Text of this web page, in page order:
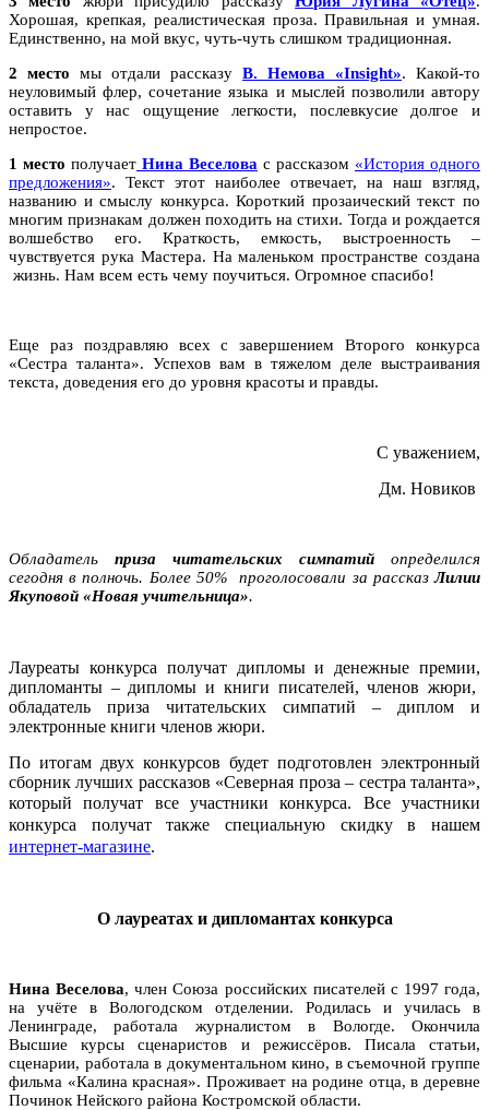
Хорошая, крепкая, реалистическая проза. Правильная и умная.
Единственно, на мой вкус, чуть-чуть слишком традиционная.
2 место мы отдали рассказу В. Немова «Insight». Какой-то
неуловимый флер, сочетание языка и мыслей позволили автору
оставить у нас ощущение легкости, послевкусие долгое и
непростое.
1 место получает Нина Веселова с рассказом «История одного
предложения». Текст этот наиболее отвечает, на наш взгляд,
названию и смыслу конкурса. Короткий прозаический текст по
многим признакам должен походить на стихи. Тогда и рождается
волшебство его. Краткость, емкость, выстроенность –
чувствуется рука Мастера. На маленьком пространстве создана
жизнь. Нам всем есть чему поучиться. Огромное спасибо!
Еще раз поздравляю всех с завершением Второго конкурса
«Сестра таланта». Успехов вам в тяжелом деле выстраивания
текста, доведения его до уровня красоты и правды.
С уважением,
Дм. Новиков
Обладатель приза читательских симпатий определился
сегодня в полночь. Более 50% проголосовали за рассказЛилии
Якуповой «Новая учительница».
Лауреаты конкурса получат дипломы и денежные премии,
дипломанты – дипломы и книги писателей, членов жюри,
обладатель приза читательских симпатий – диплом и
электронные книги членов жюри.
По итогам двух конкурсов будет подготовлен электронный
сборник лучших рассказов «Северная проза – сестра таланта»,
который получат все участники конкурса. Все участники
конкурса получат также специальную скидку в нашем
интернет-магазине.
О лауреатах и дипломантах конкурса
НинаВеселова, член Союза российских писателей с 1997 года,
на учёте в Вологодском отделении. Родилась и училась в
Ленинграде, работала журналистом в Вологде. Окончила
Высшие курсы сценаристов и режиссёров. Писала статьи,
сценарии, работала в документальном кино, в съемочной группе
фильма «Калина красная». Проживает на родине отца, в деревне
Починок Нейского района Костромской области.